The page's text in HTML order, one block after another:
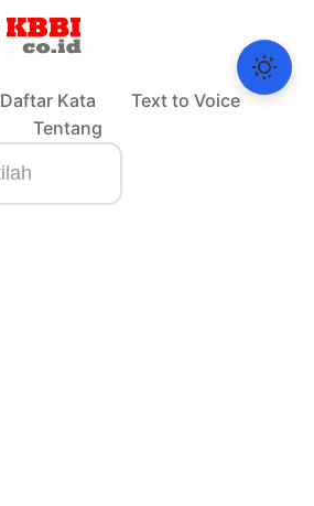
Daftar Kata
Text to Voice
Tentang